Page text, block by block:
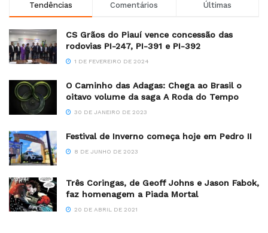
Tendências Comentários Últimas
CS Grãos do Piauí vence concessão das
rodovias PI-247, PI-391 e PI-392
1 DE FEVEREIRO DE 2024
O Caminho das Adagas: Chega ao Brasil o
oitavo volume da saga A Roda do Tempo
30 DE JANEIRO DE 2023
Festival de Inverno começa hoje em Pedro II
8 DE JUNHO DE 2023
Três Coringas, de Geoff Johns e Jason Fabok,
faz homenagem a Piada Mortal
20 DE ABRIL DE 2021